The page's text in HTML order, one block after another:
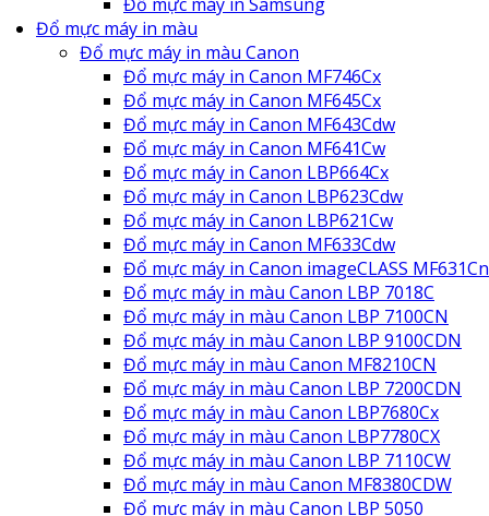
Đổ mực máy in màu
Đổ mực máy in màu Canon
Đổ mực máy in Canon MF746Cx
Đổ mực máy in Canon MF645Cx
Đổ mực máy in Canon MF643Cdw
Đổ mực máy in Canon MF641Cw
Đổ mực máy in Canon LBP664Cx
Đổ mực máy in Canon LBP623Cdw
Đổ mực máy in Canon LBP621Cw
Đổ mực máy in Canon MF633Cdw
Đổ mực máy in Canon imageCLASS MF631Cn
Đổ mực máy in màu Canon LBP 7018C
Đổ mực máy in màu Canon LBP 7100CN
Đổ mực máy in màu Canon LBP 9100CDN
Đổ mực máy in màu Canon MF8210CN
Đổ mực máy in màu Canon LBP 7200CDN
Đổ mực máy in màu Canon LBP7680Cx
Đổ mực máy in màu Canon LBP7780CX
Đổ mực máy in màu Canon LBP 7110CW
Đổ mực máy in màu Canon MF8380CDW
Đổ mực máy in màu Canon LBP 5050